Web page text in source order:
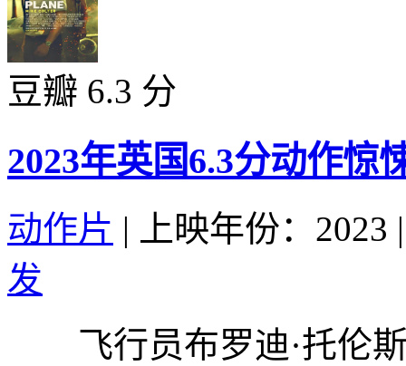
豆瓣 6.3 分
2023年英国6.3分动作惊
动作片 | 上映年份：2023 |
发
飞行员布罗迪·托伦斯